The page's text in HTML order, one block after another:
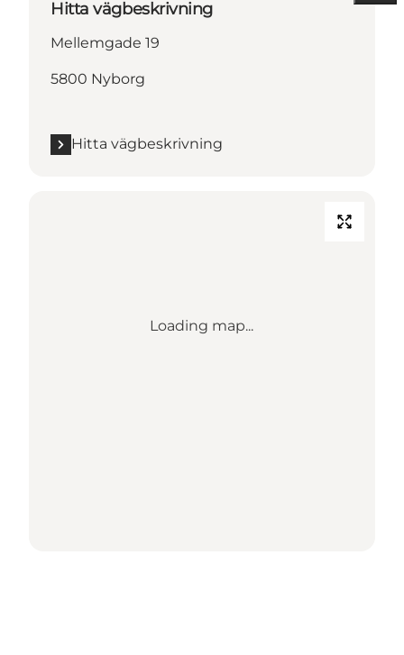
Hitta vägbeskrivning
Mellemgade 19
5800 Nyborg
Hitta vägbeskrivning
Loading map...